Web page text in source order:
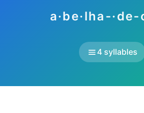
a·be·lha-
4 syllables